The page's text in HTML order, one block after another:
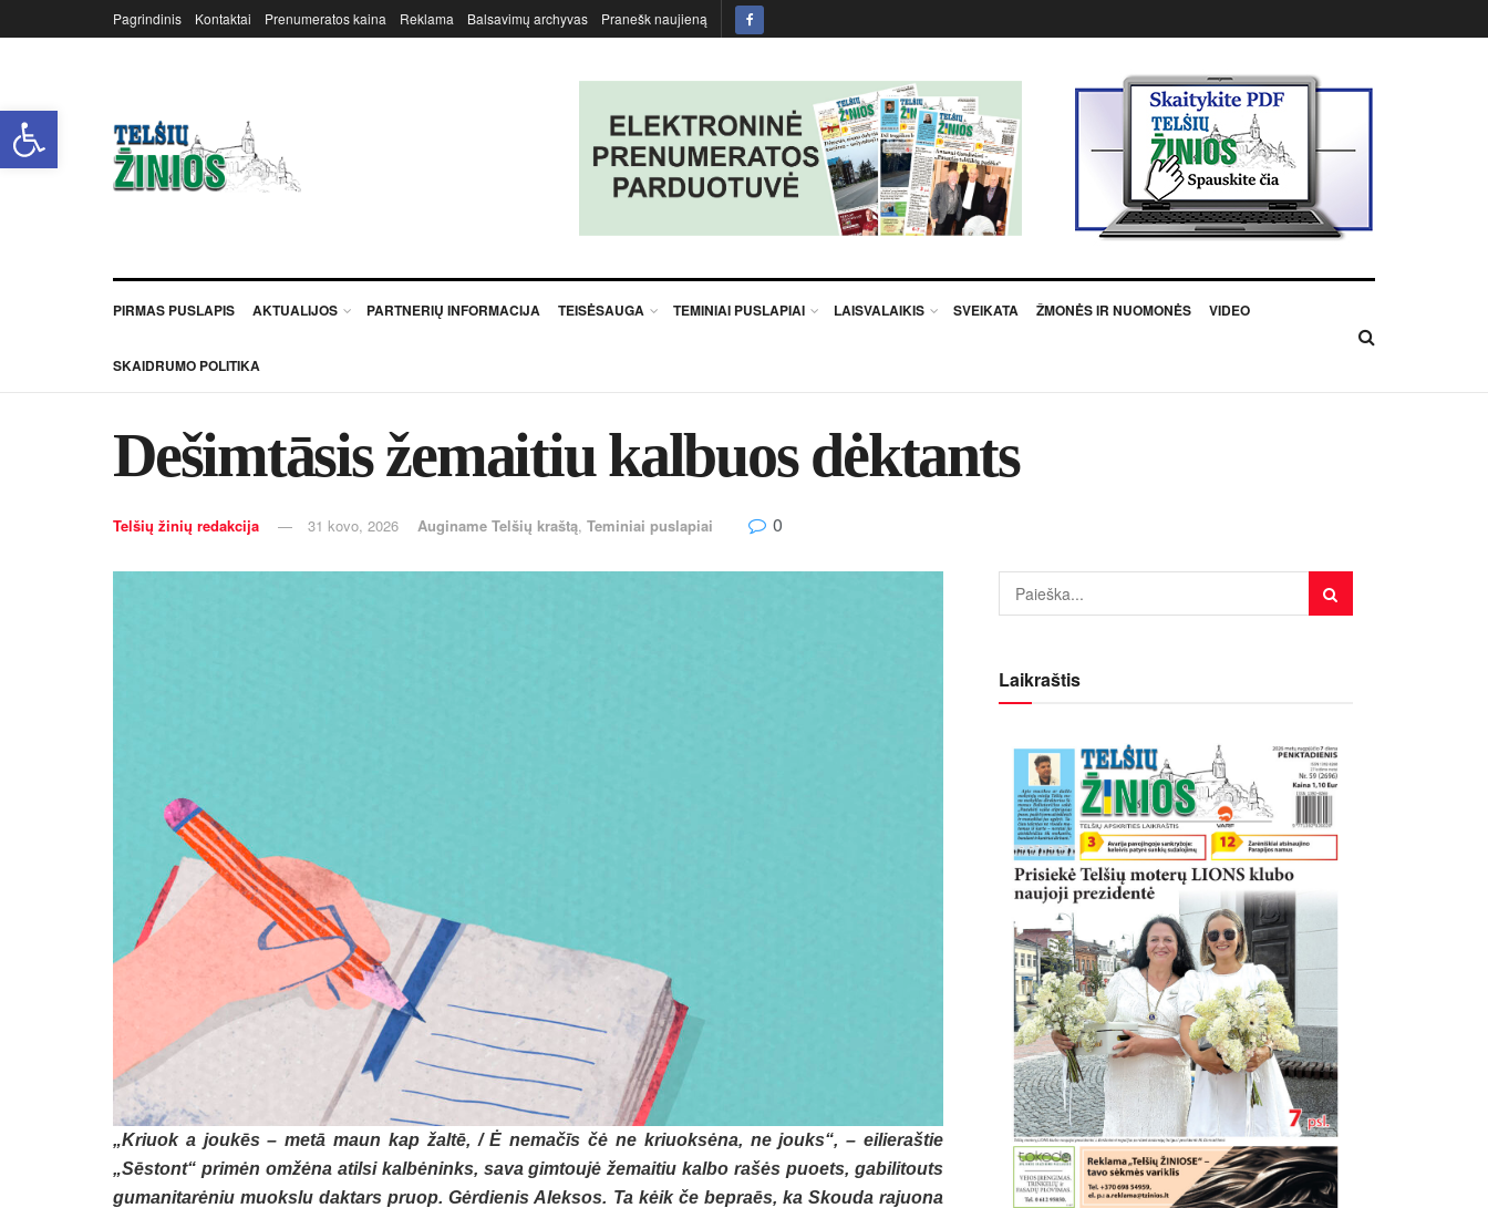
Open toolbar
Pagrindinis Kontaktai Prenumeratos kaina Reklama Balsavimų archyvas Pranešk naujieną
PIRMAS PUSLAPIS AKTUALIJOS PARTNERIŲ INFORMACIJA TEISĖSAUGA TEMINIAI PUSLAPIAI LAISVALAIKIS SVEIKATA ŽMONĖS IR NUOMONĖS VIDEO
SKAIDRUMO POLITIKA
De­šimtā­sis že­mai­tiu kal­buos dėk­tants
Telšių žinių redakcija 31 kovo, 2026 Auginame Telšių kraštą, Teminiai puslapiai 0
„Kriuok a joukēs – metā maun kap žaltē, / Ė ne­mačīs čė ne kriuok­sė­na, ne jouks“, – ei­lie­raš­tie
„Sēstont“ pri­mėn om­žė­na atil­si kal­bė­ninks, sa­va gim­tou­jė že­mai­tiu kal­bo ra­šės puoets, ga­bi­li­touts
gu­ma­ni­ta­rė­niu muoks­lu dak­tars pruop. Gėr­die­nis Alek­sos. Ta kėik če be­praēs, ka Skou­da ra­juo­na
Laikraštis